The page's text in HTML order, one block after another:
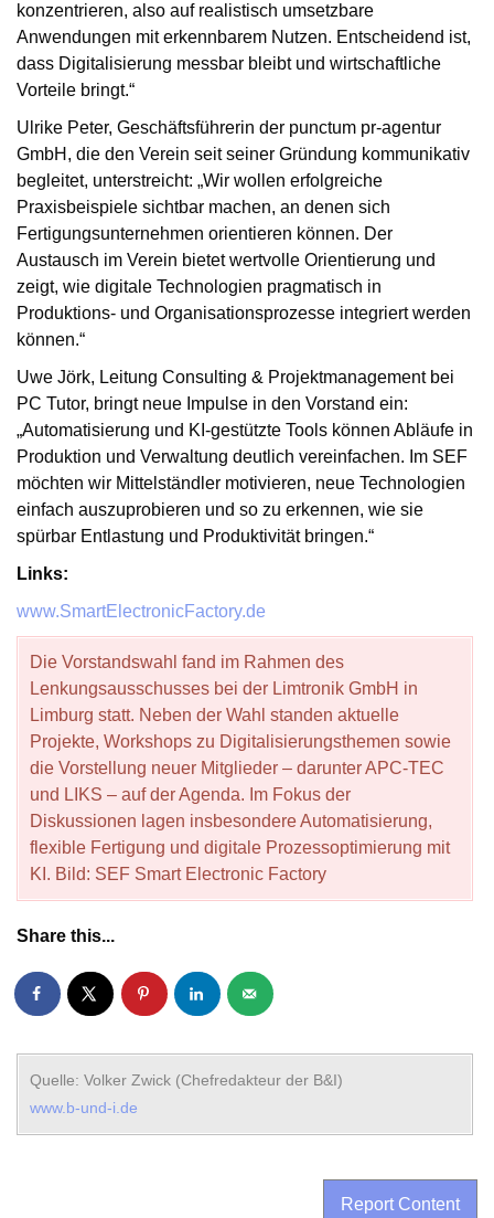
konzentrieren, also auf realistisch umsetzbare
Anwendungen mit erkennbarem Nutzen. Entscheidend ist,
dass Digitalisierung messbar bleibt und wirtschaftliche
Vorteile bringt.“
Ulrike Peter, Geschäftsführerin der punctum pr-agentur
GmbH, die den Verein seit seiner Gründung kommunikativ
begleitet, unterstreicht: „Wir wollen erfolgreiche
Praxisbeispiele sichtbar machen, an denen sich
Fertigungsunternehmen orientieren können. Der
Austausch im Verein bietet wertvolle Orientierung und
zeigt, wie digitale Technologien pragmatisch in
Produktions- und Organisationsprozesse integriert werden
können.“
Uwe Jörk, Leitung Consulting & Projektmanagement bei
PC Tutor, bringt neue Impulse in den Vorstand ein:
„Automatisierung und KI-gestützte Tools können Abläufe in
Produktion und Verwaltung deutlich vereinfachen. Im SEF
möchten wir Mittelständler motivieren, neue Technologien
einfach auszuprobieren und so zu erkennen, wie sie
spürbar Entlastung und Produktivität bringen.“
Links:
www.SmartElectronicFactory.de
Die Vorstandswahl fand im Rahmen des
Lenkungsausschusses bei der Limtronik GmbH in
Limburg statt. Neben der Wahl standen aktuelle
Projekte, Workshops zu Digitalisierungsthemen sowie
die Vorstellung neuer Mitglieder – darunter APC-TEC
und LIKS – auf der Agenda. Im Fokus der
Diskussionen lagen insbesondere Automatisierung,
flexible Fertigung und digitale Prozessoptimierung mit
KI. Bild: SEF Smart Electronic Factory
Share this...
Quelle: Volker Zwick (Chefredakteur der B&I)
www.b-und-i.de
Report Content